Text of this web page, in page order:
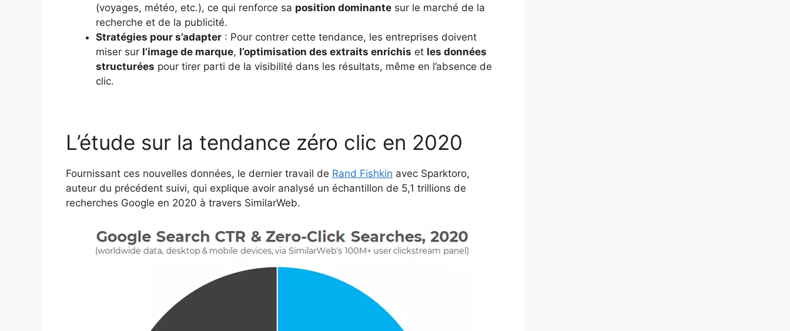
(voyages, météo, etc.), ce qui renforce sa position dominante sur le marché de la
recherche et de la publicité.
Stratégies pour s’adapter : Pour contrer cette tendance, les entreprises doivent
miser sur l’image de marque, l’optimisation des extraits enrichis et les données
structurées pour tirer parti de la visibilité dans les résultats, même en l’absence de
clic.
L’étude sur la tendance zéro clic en 2020
Fournissant ces nouvelles données, le dernier travail de Rand Fishkin avec Sparktoro,
auteur du précédent suivi, qui explique avoir analysé un échantillon de 5,1 trillions de
recherches Google en 2020 à travers SimilarWeb.